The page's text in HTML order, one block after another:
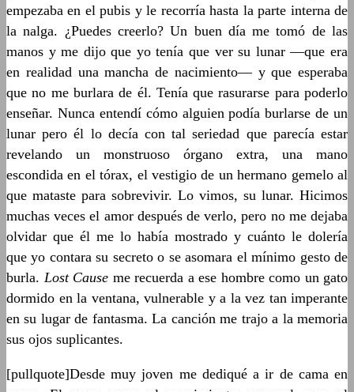
empezaba en el pubis y le recorría hasta la parte interna de
la nalga. ¿Puedes creerlo? Un buen día me tomó de las
manos y me dijo que yo tenía que ver su lunar —que era
en realidad una mancha de nacimiento— y que esperaba
que no me burlara de él. Tenía que rasurarse para poderlo
enseñar. Nunca entendí cómo alguien podía burlarse de un
lunar pero él lo decía con tal seriedad que parecía estar
revelando un monstruoso órgano extra, una mano
escondida en el tórax, el vestigio de un hermano gemelo al
que mataste para sobrevivir. Lo vimos, su lunar. Hicimos
muchas veces el amor después de verlo, pero no me dejaba
olvidar que él me lo había mostrado y cuánto le dolería
que yo contara su secreto o se asomara el mínimo gesto de
burla. Lost Cause me recuerda a ese hombre como un gato
dormido en la ventana, vulnerable y a la vez tan imperante
en su lugar de fantasma. La canción me trajo a la memoria
sus ojos suplicantes.
[pullquote]Desde muy joven me dediqué a ir de cama en